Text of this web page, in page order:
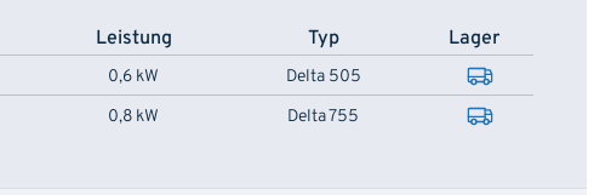
Leistung Typ Lager
0,6 kW
Delta 505
0,8 kW Delta 755